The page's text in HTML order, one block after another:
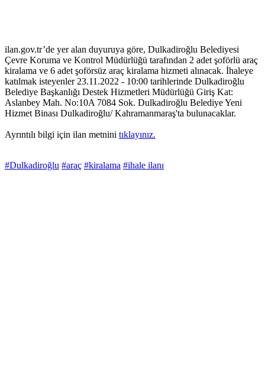
ilan.gov.tr’de yer alan duyuruya göre, Dulkadiroğlu Belediyesi
Çevre Koruma ve Kontrol Müdürlüğü tarafından 2 adet şoförlü araç
kiralama ve 6 adet şoförsüz araç kiralama hizmeti alınacak. İhaleye
katılmak isteyenler 23.11.2022 - 10:00 tarihlerinde Dulkadiroğlu
Belediye Başkanlığı Destek Hizmetleri Müdürlüğü Giriş Kat:
Aslanbey Mah. No:10A 7084 Sok. Dulkadiroğlu Belediye Yeni
Hizmet Binası Dulkadiroğlu/ Kahramanmaraş'ta bulunacaklar.
Ayrıntılı bilgi için ilan metnini tıklayınız.
#Dulkadiroğlu #araç #kiralama #ihale ilanı